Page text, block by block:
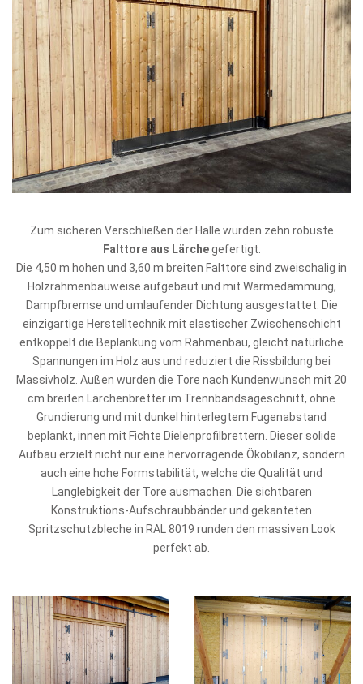
Zum sicheren Verschließen der Halle wurden zehn robuste
Falttore aus Lärchegefertigt.
Die 4,50 m hohen und 3,60 m breiten Falttore sind zweischalig in
Holzrahmenbauweise aufgebaut und mit Wärmedämmung,
Dampfbremse und umlaufender Dichtung ausgestattet. Die
einzigartige Herstelltechnik mit elastischer Zwischen­schicht
entkoppelt die Bep­lankung vom Rahmenbau, gleicht natürliche
Spannungen im Holz aus und reduziert die Rissbildung bei
Massivholz. Außen wurden die Tore nach Kundenwunsch mit 20
cm breiten Lärchenbretter im Trennbandsägeschnitt, ohne
Grundierung und mit dunkel hinterlegtem Fugenabstand
beplankt, innen mit Fichte Dielenprofilbrettern. Dieser solide
Aufbau erzielt nicht nur eine hervorragende Ökobilanz, sondern
auch eine hohe Formstabilität, welche die Qualität und
Langlebigkeit der Tore ausmachen. Die sichtbaren
Konstruktions-Aufschraubbänder und gekanteten
Spritzschutzbleche in RAL 8019 runden den massiven Look
perfekt ab.